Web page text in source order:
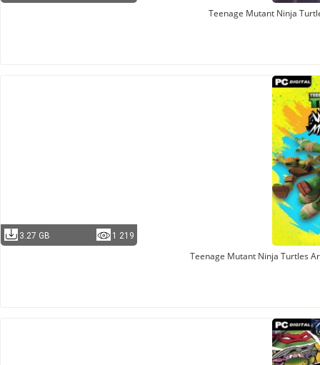
Teenage Mutant Ninja
3.27 GB 1 219
Teenage Mutant Ninja Turtles